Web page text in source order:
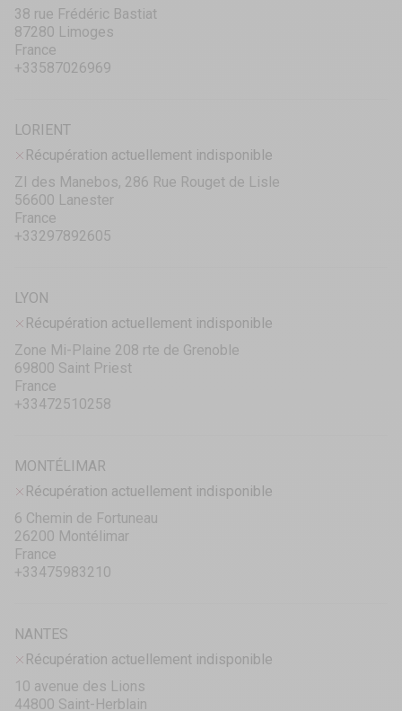
38 rue Frédéric Bastiat
87280 Limoges
France
+33587026969
LORIENT
Récupération actuellement indisponible
ZI des Manebos, 286 Rue Rouget de Lisle
56600 Lanester
France
+33297892605
LYON
Récupération actuellement indisponible
Zone Mi-Plaine 208 rte de Grenoble
69800 Saint Priest
France
+33472510258
MONTÉLIMAR
Récupération actuellement indisponible
6 Chemin de Fortuneau
26200 Montélimar
France
+33475983210
NANTES
Récupération actuellement indisponible
10 avenue des Lions
44800 Saint-Herblain